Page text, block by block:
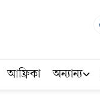
আফ্রিকা অন্যান্য